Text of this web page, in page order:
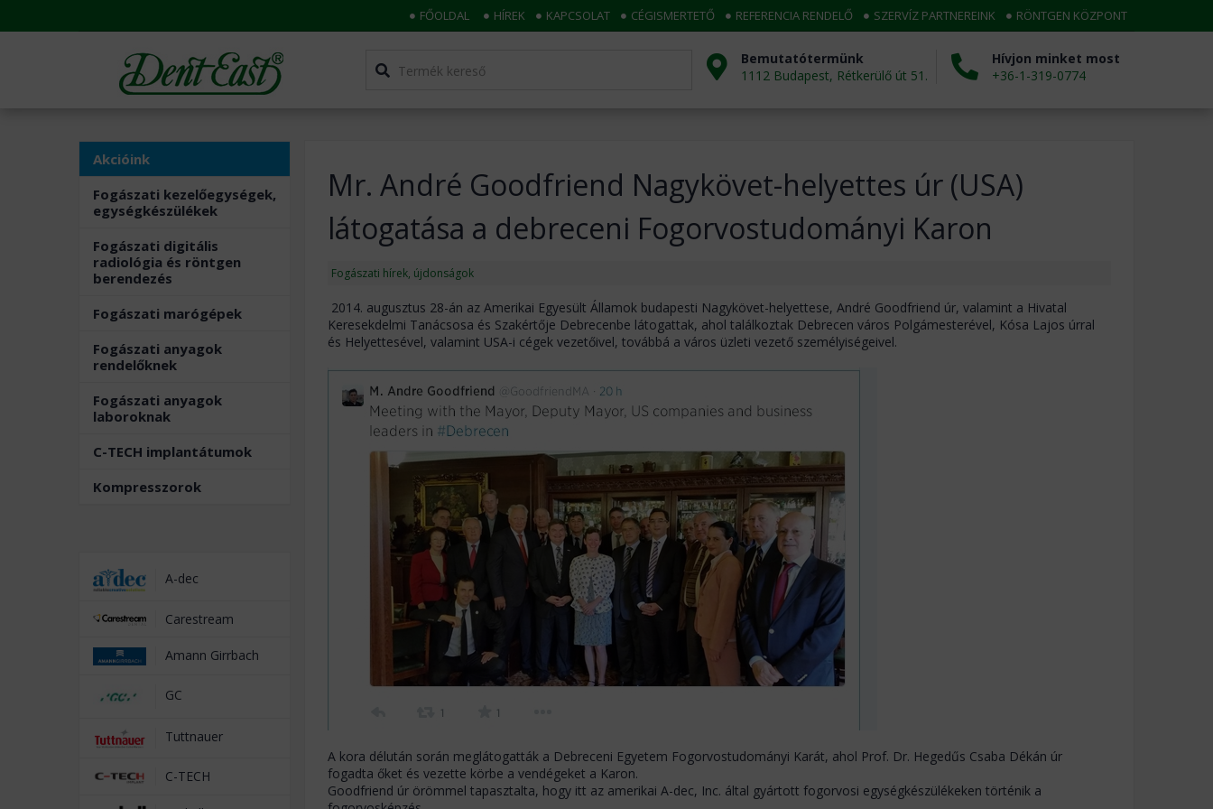
FŐOLDAL HÍREK KAPCSOLAT CÉGISMERTETŐ REFERENCIA RENDELŐ SZERVÍZ PARTNEREINK RÖNTGEN KÖZPONT
Hívjon minket most
+36-1-319-0774
Bemutatótermünk
1112 Budapest, Rétkerülő út 51.
Akcióink
Fogászati kezelőegységek,
egységkészülékek
Fogászati digitális
radiológia és röntgen
berendezés
Fogászati marógépek
Fogászati anyagok
rendelőknek
Fogászati anyagok
laboroknak
C-TECH implantátumok
Kompresszorok
A-dec
Carestream
Amann Girrbach
GC
Tuttnauer
C-TECH
Mr. André Goodfriend Nagykövet-helyettes úr (USA)
látogatása a debreceni Fogorvostudományi Karon
Fogászati hírek, újdonságok
2014. augusztus 28-án az Amerikai Egyesült Államok budapesti Nagykövet-helyettese, André Goodfriend úr, valamint a Hivatal
Keresekdelmi Tanácsosa és Szakértője Debrecenbe látogattak, ahol találkoztak Debrecen város Polgámesterével, Kósa Lajos úrral
és Helyettesével, valamint USA-i cégek vezetőivel, továbbá a város üzleti vezető személyiségeivel.
A kora délután során meglátogatták a Debreceni Egyetem Fogorvostudományi Karát, ahol Prof. Dr. Hegedűs Csaba Dékán úr
fogadta őket és vezette körbe a vendégeket a Karon.
Goodfriend úr örömmel tapasztalta, hogy itt az amerikai A-dec, Inc. által gyártott fogorvosi egységkészülékeken történik a